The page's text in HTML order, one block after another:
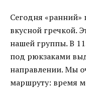
Сегодня «ранний»
вкусной гречкой.
нашей группы. В
под рюкзаками
направлении. Мы
маршруту: время